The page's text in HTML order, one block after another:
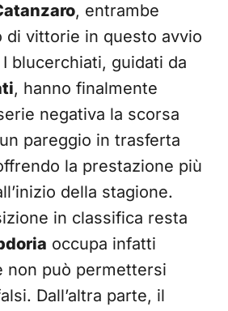
, entrambe
di vittorie in questo avvio
blucerchiati, guidati da
, hanno finalmente
negativa la scorsa
pareggio in trasferta
la prestazione più
della stagione.
in classifica resta
occupa infatti
non può permettersi
Dall’altra parte, il